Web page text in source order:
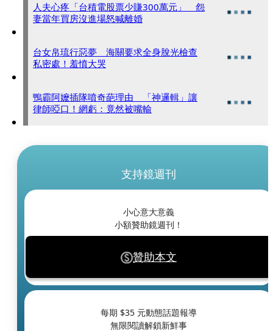
人夫心疼「台積電股票少賺300萬元」 怨
妻當年買房沒進場怒喊離婚
台女帛琉行惡夢 海關要求全身脫光檢查
私密處！羞憤大哭
鴨霸阿嬤插隊噴奇葩理由 「神邏輯」讓
律師啞口！網虧：竟然被嘴輸
支持鏡週刊
小心意大意義
小額贊助鏡週刊！
贊助本文
每期 $35 元動態話題報導
無限閱讀解鎖新鮮事